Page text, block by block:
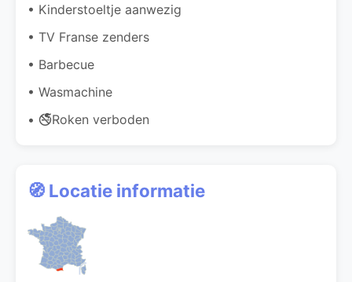
• Kinderstoeltje aanwezig
• TV Franse zenders
• Barbecue
• Wasmachine
• 🚭Roken verboden
🧭 Locatie informatie